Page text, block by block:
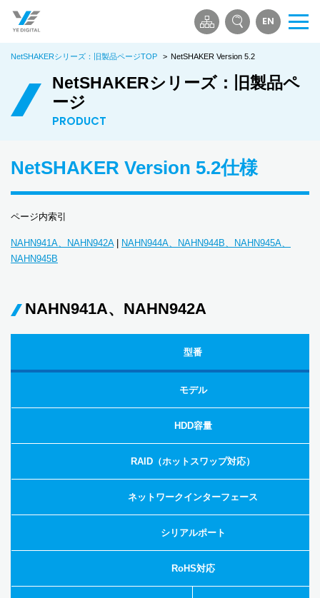
EN
メ
を
NetSHAKERシリーズ：旧製品ページTOP > NetSHAKER Version 5.2
NetSHAKERシリーズ：旧製品ペ
ージ
PRODUCT
NetSHAKER Version 5.2仕様
ページ内索引
NAHN941A、NAHN942A|
NAHN944A、NAHN944B、NAHN945A、
NAHN945B
NAHN941A、NAHN942A
型番
モデル
HDD容量
RAID（ホットスワップ対応）
ネットワークインターフェース
シリアルポート
RoHS対応